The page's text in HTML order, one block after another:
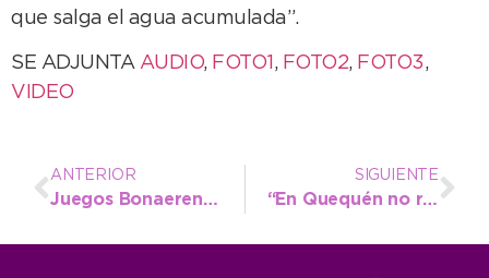
que salga el agua acumulada”.
SE ADJUNTA AUDIO, FOTO1 , FOTO2, FOTO3,
VIDEO
ANTERIOR
Juegos Bonaerenses: los chicos de natación y acuatlón rumbo a Miramar
SIGUIENTE
“En Quequén no recuerdo una fiesta así”: la alegría de las instituciones locales